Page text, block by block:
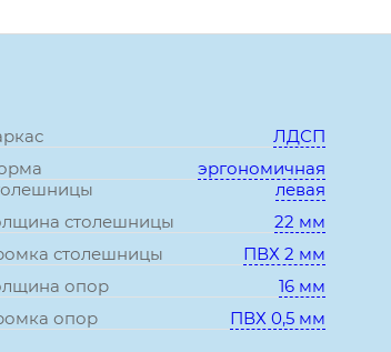
ЛДСП
эргономичная
левая
столешницы
22 мм
столешницы
ПВХ 2 мм
опор
16 мм
опор
ПВХ 0,5 мм